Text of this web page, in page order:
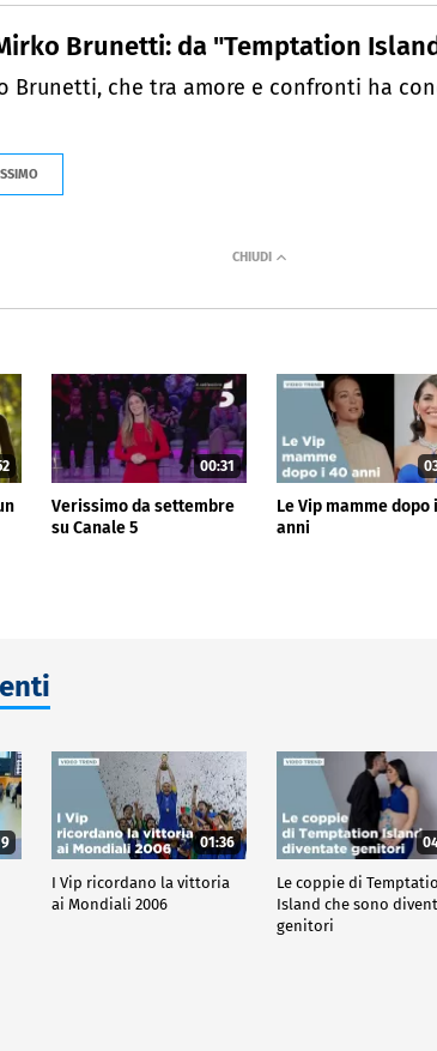
Brunetti: da "Temptation
Brunetti, che tra amore e confronti ha
00:31
Verissimo da settembre
su Canale 5
Le Vip mamme dopo
anni
01:36
I Vip ricordano la vittoria
ai Mondiali 2006
Le coppie di
Island che sono
genitori